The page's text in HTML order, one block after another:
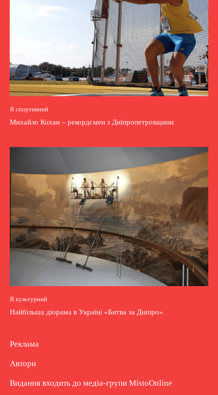
Я спортивний
Михайло Кохан – рекордсмен з Дніпропетровщини
Я культурний
Найбільша діорама в Україні «Битва за Дніпро»
Реклама
Автори
Видання входить до медіа-групи MistoOnline